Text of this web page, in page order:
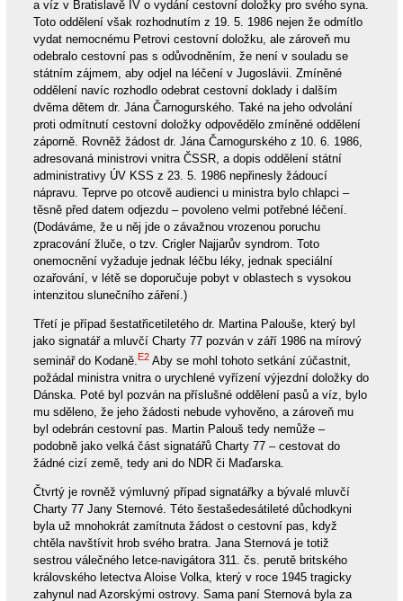
a víz v Bratislavě IV o vydání cestovní doložky pro svého syna.
Toto oddělení však rozhodnutím z 19. 5. 1986 nejen že odmítlo
vydat nemocnému Petrovi cestovní doložku, ale zároveň mu
odebralo cestovní pas s odůvodněním, že není v souladu se
státním zájmem, aby odjel na léčení v Jugoslávii. Zmíněné
oddělení navíc rozhodlo odebrat cestovní doklady i dalším
dvěma dětem dr. Jána Čarnogurského. Také na jeho odvolání
proti odmítnutí cestovní doložky odpovědělo zmíněné oddělení
záporně. Rovněž žádost dr. Jána Čarnogurského z 10. 6. 1986,
adresovaná ministrovi vnitra ČSSR, a dopis oddělení státní
administrativy ÚV KSS z 23. 5. 1986 nepřinesly žádoucí
nápravu. Teprve po otcově audienci u ministra bylo chlapci –
těsně před datem odjezdu – povoleno velmi potřebné léčení.
(Dodáváme, že u něj jde o závažnou vrozenou poruchu
zpracování žluče, o tzv. Crigler Najjarův syndrom. Toto
onemocnění vyžaduje jednak léčbu léky, jednak speciální
ozařování, v létě se doporučuje pobyt v oblastech s vysokou
intenzitou slunečního záření.)
Třetí je případ šestatřicetiletého dr. Martina Palouše, který byl
jako signatář a mluvčí Charty 77 pozván v září 1986 na mírový
seminář do Kodaně.E2Aby se mohl tohoto setkání zúčastnit,
požádal ministra vnitra o urychlené vyřízení výjezdní doložky do
Dánska. Poté byl pozván na příslušné oddělení pasů a víz, bylo
mu sděleno, že jeho žádosti nebude vyhověno, a zároveň mu
byl odebrán cestovní pas. Martin Palouš tedy nemůže –
podobně jako velká část signatářů Charty 77 – cestovat do
žádné cizí země, tedy ani do NDR či Maďarska.
Čtvrtý je rovněž výmluvný případ signatářky a bývalé mluvčí
Charty 77 Jany Sternové. Této šestašedesátileté důchodkyni
byla už mnohokrát zamítnuta žádost o cestovní pas, když
chtěla navštívit hrob svého bratra. Jana Sternová je totiž
sestrou válečného letce-navigátora 311. čs. perutě britského
královského letectva Aloise Volka, který v roce 1945 tragicky
zahynul nad Azorskými ostrovy. Sama paní Sternová byla za